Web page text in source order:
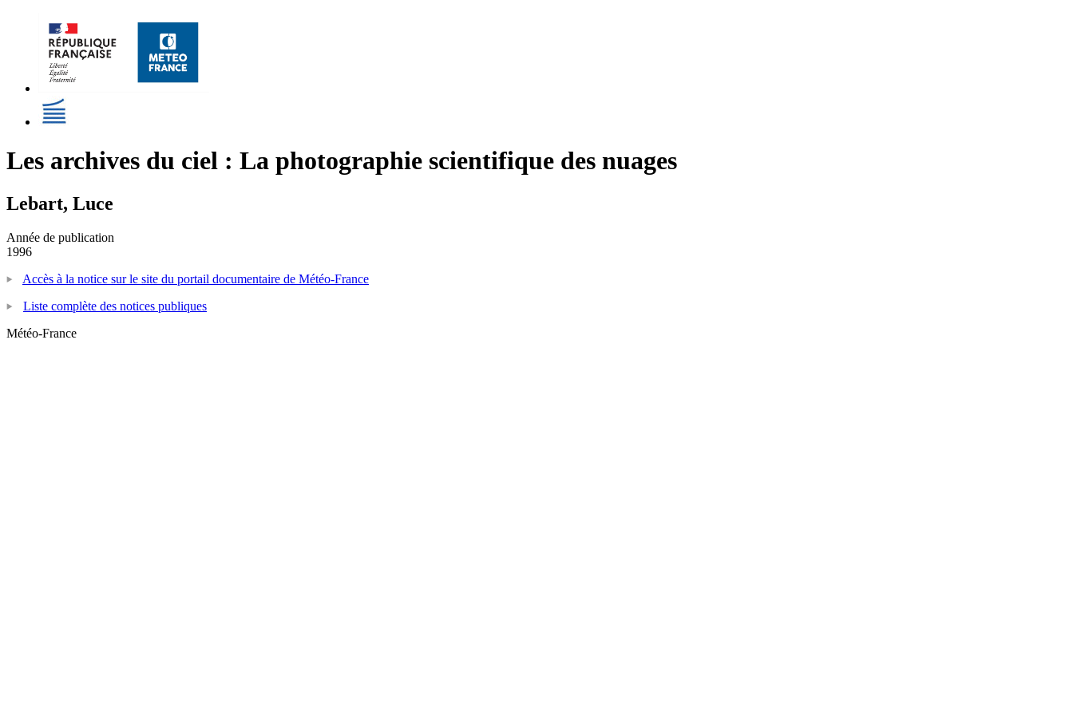
Les archives du ciel : La photographie scientifique des nuages
Lebart, Luce
Année de publication
1996
Accès à la notice sur le site du portail documentaire de Météo-France
Liste complète des notices publiques
Météo-France